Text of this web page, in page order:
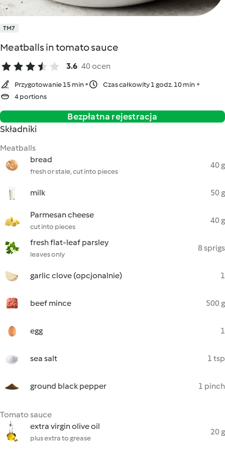
TM7
Meatballs in tomato sauce
3.6 40 ocen
Przygotowanie 15 min
Czas całkowity 1 godz. 10 min
4 portions
Bezpłatna rejestracja
Składniki
Meatballs
bread
fresh or stale, cut into pieces
40 g
milk 50 g
Parmesan cheese
cut into pieces
40 g
fresh flat-leaf parsley
leaves only
8 sprigs
garlic clove (opcjonalnie) 1
beef mince 500 g
egg 1
sea salt 1 tsp
ground black pepper 1 pinch
Tomato sauce
extra virgin olive oil
plus extra to grease
20 g